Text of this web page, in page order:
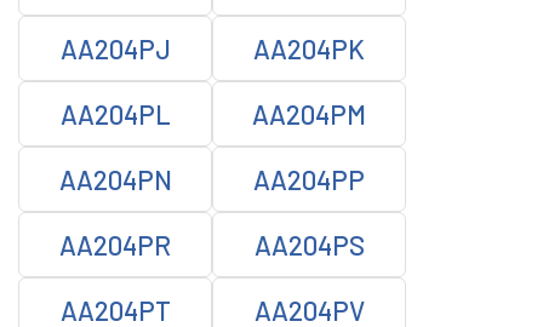
AA204PJ AA204PK
AA204PL AA204PM
AA204PN AA204PP
AA204PR AA204PS
AA204PT AA204PV